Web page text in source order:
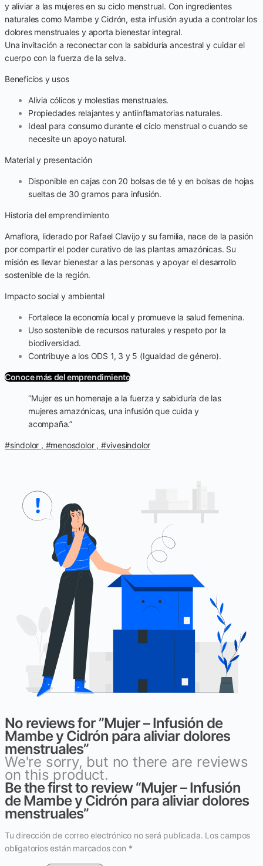
y aliviar a las mujeres en su ciclo menstrual. Con ingredientes
naturales como Mambe y Cidrón, esta infusión ayuda a controlar los
dolores menstruales y aporta bienestar integral.
Una invitación a reconectar con la sabiduría ancestral y cuidar el
cuerpo con la fuerza de la selva.
Beneficios y usos
Alivia cólicos y molestias menstruales.
Propiedades relajantes y antiinflamatorias naturales.
Ideal para consumo durante el ciclo menstrual o cuando se
necesite un apoyo natural.
Material y presentación
Disponible en cajas con 20 bolsas de té y en bolsas de hojas
sueltas de 30 gramos para infusión.
Historia del emprendimiento
Amaflora, liderado por Rafael Clavijo y su familia, nace de la pasión
por compartir el poder curativo de las plantas amazónicas. Su
misión es llevar bienestar a las personas y apoyar el desarrollo
sostenible de la región.
Impacto social y ambiental
Fortalece la economía local y promueve la salud femenina.
Uso sostenible de recursos naturales y respeto por la
biodiversidad.
Contribuye a los ODS 1, 3 y 5 (Igualdad de género).
Conoce más del emprendimiento
“Mujer es un homenaje a la fuerza y sabiduría de las
mujeres amazónicas, una infusión que cuida y
acompaña.”
#sindolor , #menosdolor, #vivesindolor
No reviews for ”Mujer – Infusión de
Mambe y Cidrón para aliviar dolores
menstruales”
We're sorry, but no there are reviews
on this product.
Be the first to review “Mujer – Infusión
de Mambe y Cidrón para aliviar dolores
menstruales”
Tu dirección de correo electrónico no será publicada. Los campos
obligatorios están marcados con *